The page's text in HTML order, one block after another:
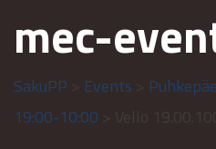
mec-
SakuPP Events
19:00-10:00